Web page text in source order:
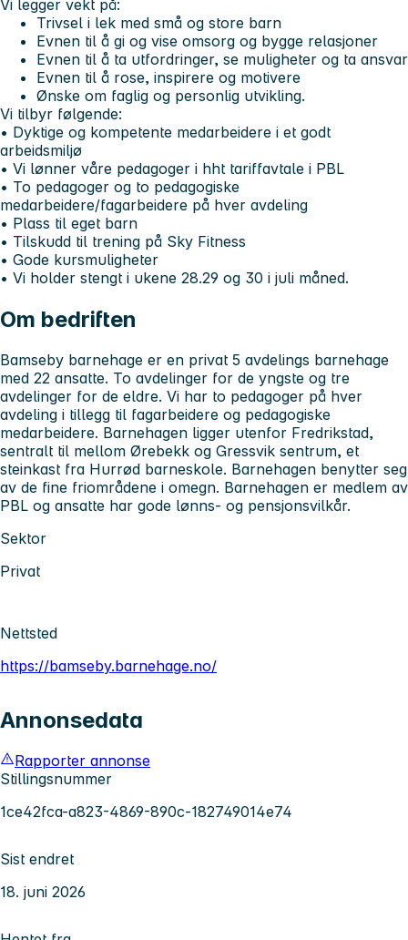
Vi legger vekt på:
Trivsel i lek med små og store barn
Evnen til å gi og vise omsorg og bygge relasjoner
Evnen til å ta utfordringer, se muligheter og ta ansvar
Evnen til å rose, inspirere og motivere
Ønske om faglig og personlig utvikling.
Vi tilbyr følgende:
• Dyktige og kompetente medarbeidere i et godt
arbeidsmiljø
• Vi lønner våre pedagoger i hht tariffavtale i PBL
• To pedagoger og to pedagogiske
medarbeidere/fagarbeidere på hver avdeling
• Plass til eget barn
• Tilskudd til trening på Sky Fitness
• Gode kursmuligheter
• Vi holder stengt i ukene 28.29 og 30 i juli måned.
Om bedriften
Bamseby barnehage er en privat 5 avdelings barnehage
med 22 ansatte. To avdelinger for de yngste og tre
avdelinger for de eldre. Vi har to pedagoger på hver
avdeling i tillegg til fagarbeidere og pedagogiske
medarbeidere. Barnehagen ligger utenfor Fredrikstad,
sentralt til mellom Ørebekk og Gressvik sentrum, et
steinkast fra Hurrød barneskole. Barnehagen benytter seg
av de fine friområdene i omegn. Barnehagen er medlem av
PBL og ansatte har gode lønns- og pensjonsvilkår.
Sektor
Privat
Nettsted
https://bamseby.barnehage.no/
Annonsedata
Rapporter annonse
Stillingsnummer
1ce42fca-a823-4869-890c-182749014e74
Sist endret
18. juni 2026